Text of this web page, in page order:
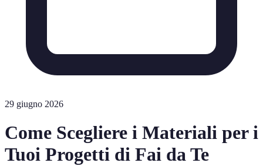
29 giugno 2026
Come Scegliere i Materiali per i
Tuoi Progetti di Fai da Te